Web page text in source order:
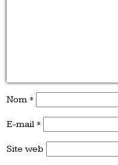
Nom *
E-mail *
Site web